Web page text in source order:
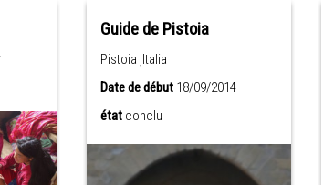
Guide de Pistoia
Pistoia ,Italia
Date de début18/09/2014
état conclu